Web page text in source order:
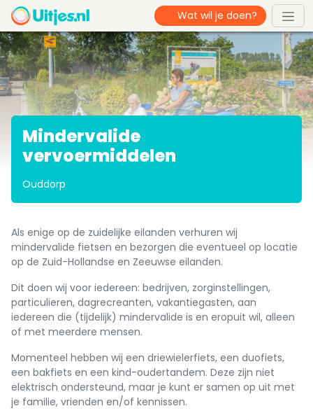
Mindervalide
vervoermiddelen
Ouddorp
Als enige op de zuidelijke eilanden verhuren wij
mindervalide fietsen en bezorgen die eventueel op locatie
op de Zuid-Hollandse en Zeeuwse eilanden.
Dit doen wij voor iedereen: bedrijven, zorginstellingen,
particulieren, dagrecreanten, vakantiegasten, aan
iedereen die (tijdelijk) mindervalide is en eropuit wil, alleen
of met meerdere mensen.
Momenteel hebben wij een driewielerfiets, een duofiets,
een bakfiets en een kind-oudertandem. Deze zijn niet
elektrisch ondersteund, maar je kunt er samen op uit met
je familie, vrienden en/of kennissen.